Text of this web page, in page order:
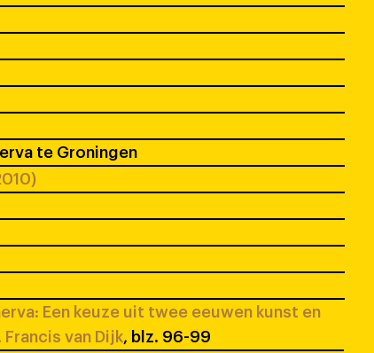
te Groningen
Een keuze uit twee eeuwen kunst en
van Dijk, blz. 96-99